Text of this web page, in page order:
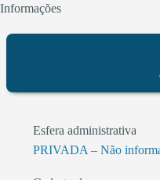
Informações
Esfera administrativa
PRIVADA – Não